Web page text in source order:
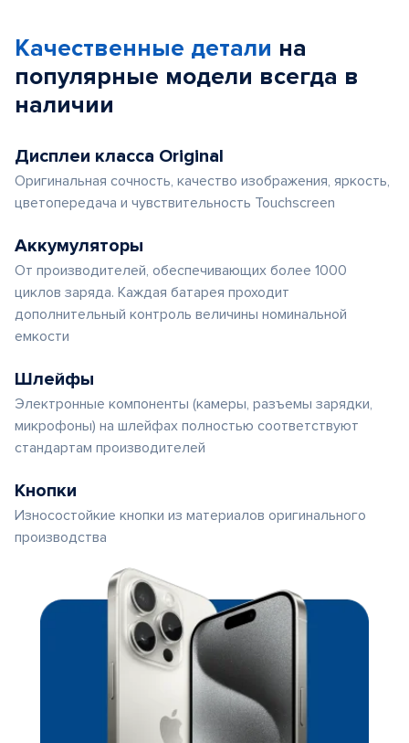
Качественные детали на
популярные модели всегда в
наличии
Дисплеи класса Original
Оригинальная сочность, качество изображения, яркость,
цветопередача и чувствительность Touchscreen
Аккумуляторы
От производителей, обеспечивающих более 1000
циклов заряда. Каждая батарея проходит
дополнительный контроль величины номинальной
емкости
Шлейфы
Электронные компоненты (камеры, разъемы зарядки,
микрофоны) на шлейфах полностью соответствуют
стандартам производителей
Кнопки
Износостойкие кнопки из материалов оригинального
производства